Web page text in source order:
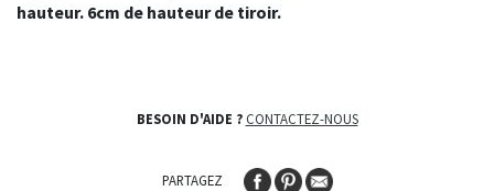
hauteur. 6cm de hauteur de tiroir.
BESOIN D'AIDE ? CONTACTEZ-NOUS
PARTAGEZ